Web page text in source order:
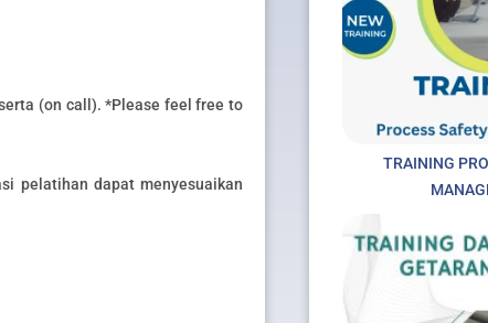
(on call). *Please feel free to
pelatihan dapat menyesuaikan
TRAINING